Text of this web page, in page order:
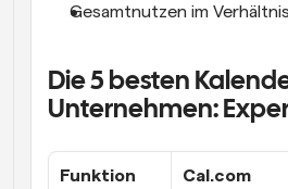
Gesamtnutzen im
Die 5 besten
Unternehmen:
Funktion Cal.com